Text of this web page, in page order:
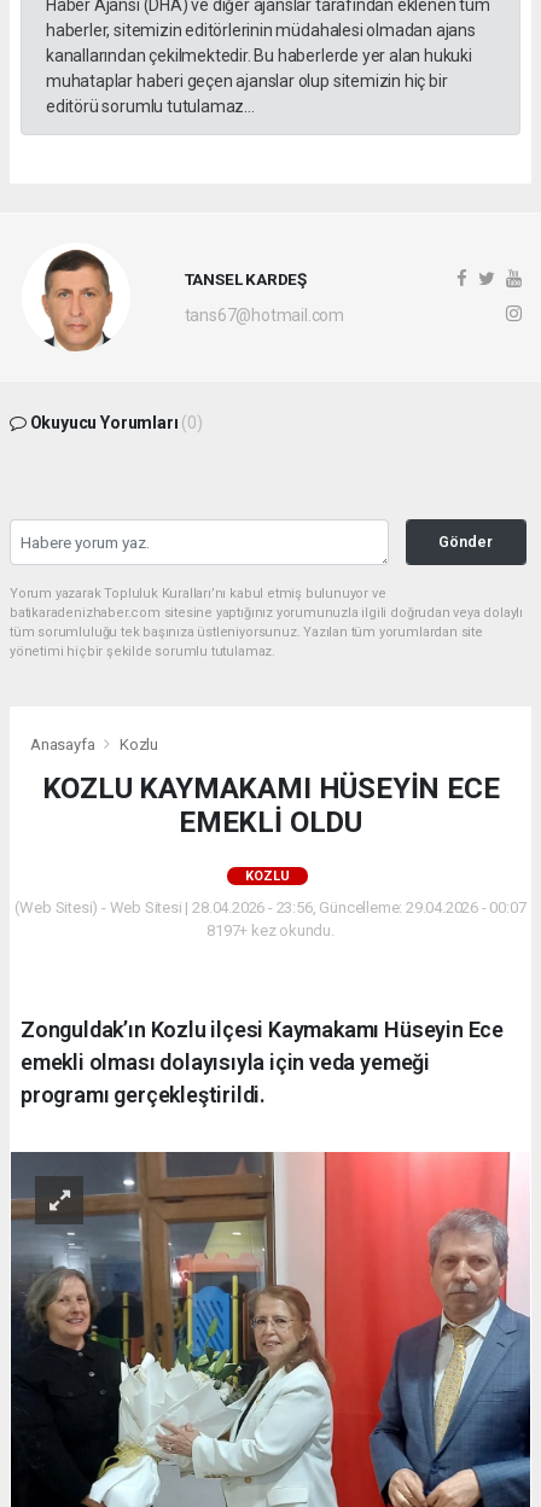
Haber Ajansı (DHA) ve diğer ajanslar tarafından eklenen tüm
haberler, sitemizin editörlerinin müdahalesi olmadan ajans
kanallarından çekilmektedir. Bu haberlerde yer alan hukuki
muhataplar haberi geçen ajanslar olup sitemizin hiç bir
editörü sorumlu tutulamaz...
TANSEL KARDEŞ
tans67@hotmail.com
Okuyucu Yorumları (0)
Gönder
Yorum yazarak Topluluk Kuralları’nı kabul etmiş bulunuyor ve
batikaradenizhaber.com sitesine yaptığınız yorumunuzla ilgili doğrudan veya dolaylı
tüm sorumluluğu tek başınıza üstleniyorsunuz. Yazılan tüm yorumlardan site
yönetimi hiçbir şekilde sorumlu tutulamaz.
Anasayfa Kozlu
KOZLU KAYMAKAMI HÜSEYİN ECE
EMEKLİ OLDU
KOZLU
(Web Sitesi) - Web Sitesi | 28.04.2026 - 23:56, Güncelleme: 29.04.2026 - 00:07
8197+ kez okundu.
Zonguldak’ın Kozlu ilçesi Kaymakamı Hüseyin Ece
emekli olması dolayısıyla için veda yemeği
programı gerçekleştirildi.